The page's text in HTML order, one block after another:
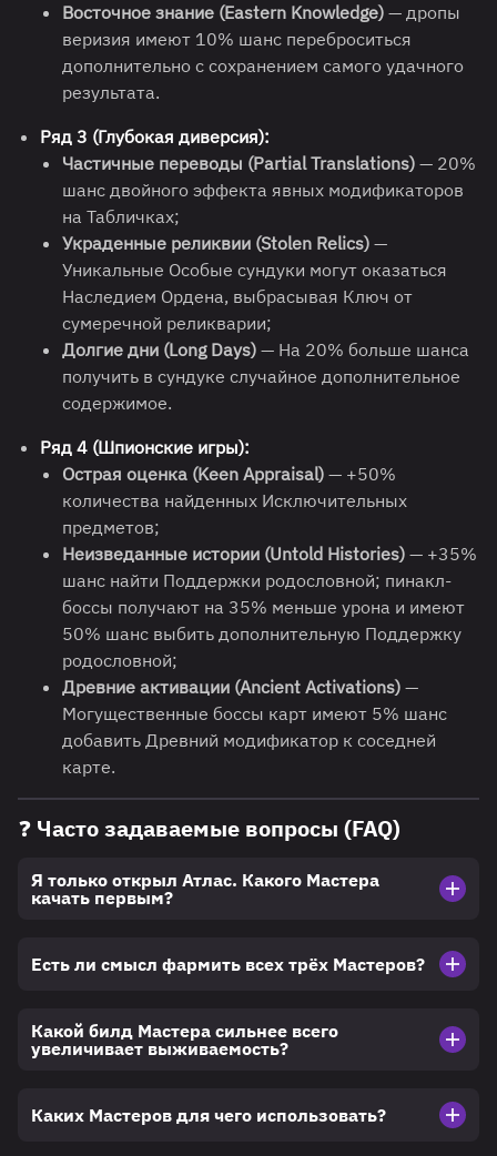
Восточное знание (Eastern Knowledge) — дропы
веризия имеют 10% шанс переброситься
дополнительно с сохранением самого удачного
результата.
Ряд 3 (Глубокая диверсия):
Частичные переводы (Partial Translations) — 20%
шанс двойного эффекта явных модификаторов
на Табличках;
Украденные реликвии (Stolen Relics) —
Уникальные Особые сундуки могут оказаться
Наследием Ордена, выбрасывая Ключ от
сумеречной реликварии;
Долгие дни (Long Days) — На 20% больше шанса
получить в сундуке случайное дополнительное
содержимое.
Ряд 4 (Шпионские игры):
Острая оценка (Keen Appraisal) — +50%
количества найденных Исключительных
предметов;
Неизведанные истории (Untold Histories) — +35%
шанс найти Поддержки родословной; пинакл-
боссы получают на 35% меньше урона и имеют
50% шанс выбить дополнительную Поддержку
родословной;
Древние активации (Ancient Activations) —
Могущественные боссы карт имеют 5% шанс
добавить Древний модификатор к соседней
карте.
❓ Часто задаваемые вопросы (FAQ)
Я только открыл Атлас. Какого Мастера
качать первым?
Есть ли смысл фармить всех трёх Мастеров?
Какой билд Мастера сильнее всего
увеличивает выживаемость?
Каких Мастеров для чего использовать?